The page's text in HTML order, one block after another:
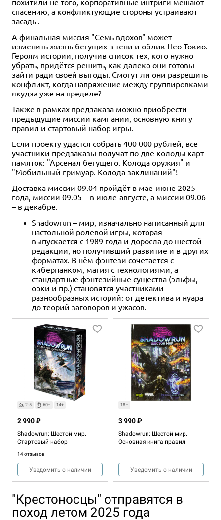
похитили не того, корпоративные интриги мешают
спасению, а конфликтующие стороны устраивают
засады.
А финальная миссия "Семь вдохов" может
изменить жизнь бегущих в тени и облик Нео-Токио.
Героям истории, получив список тех, кого нужно
убрать, придётся решить, как далеко они готовы
зайти ради своей выгоды. Смогут ли они разрешить
конфликт, когда напряжение между группировками
якудза уже на пределе?
Также в рамках предзаказа можно приобрести
предыдущие миссии кампании, основную книгу
правил и стартовый набор игры.
Если проекту удастся собрать 400 000 рублей, все
участники предзаказы получат по две колоды карт-
памяток: "Арсенал бегущего. Колода оружия" и
"Мобильный гримуар. Колода заклинаний"!
Доставка миссии 09.04 пройдёт в мае-июне 2025
года, миссии 09.05 – в июле-августе, а миссии 09.06
– в декабре.
Shadowrun – мир, изначально написанный для
настольной ролевой игры, которая
выпускается с 1989 года и доросла до шестой
редакции, но получивший развитие и в других
форматах. В нём фэнтези сочетается с
киберпанком, магия с технологиями, а
стандартные фэнтезийные существа (эльфы,
орки и пр.) становятся участниками
разнообразных историй: от детектива и нуара
до теорий заговоров и ужасов.
2-5 60+ 14+
Shadowrun: Шестой мир.
Стартовый набор
14 отзывов
2 990 ₽
Уведомить о наличии
18+
Shadowrun: Шестой мир.
Основная книга правил
3 990 ₽
Уведомить о наличии
"Крестоносцы" отправятся в
поход летом 2025 года